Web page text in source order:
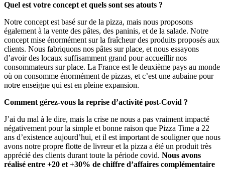
Quel est votre concept et quels sont ses atouts ?
Notre concept est basé sur de la pizza, mais nous proposons
également à la vente des pâtes, des paninis, et de la salade. Notre
concept mise énormément sur la fraîcheur des produits proposés aux
clients. Nous fabriquons nos pâtes sur place, et nous essayons
d’avoir des locaux suffisamment grand pour accueillir nos
consommateurs sur place. La France est le deuxième pays au monde
où on consomme énormément de pizzas, et c’est une aubaine pour
notre enseigne qui est en pleine expansion.
Comment gérez-vous la reprise d’activité post-Covid ?
J’ai du mal à le dire, mais la crise ne nous a pas vraiment impacté
négativement pour la simple et bonne raison que Pizza Time a 22
ans d’existence aujourd’hui, et il est important de souligner que nous
avons notre propre flotte de livreur et la pizza a été un produit très
apprécié des clients durant toute la période covid. Nous avons
réalisé entre +20 et +30% de chiffre d’affaires complémentaire